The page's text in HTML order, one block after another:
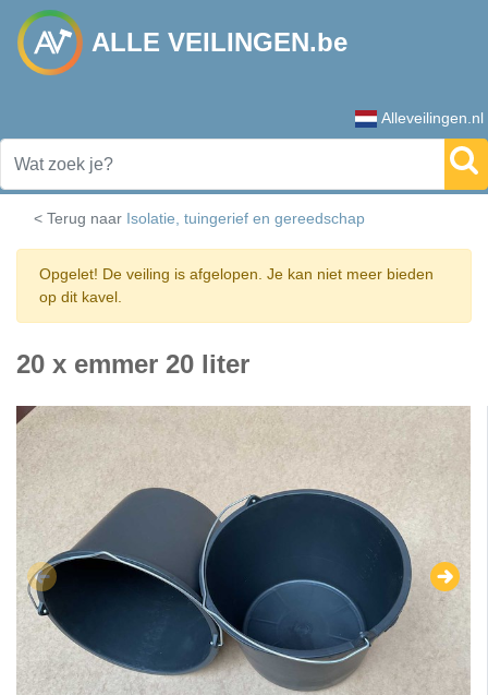
ALLE VEILINGEN.be
Alleveilingen.nl
< Terug naar Isolatie, tuingerief en gereedschap
Opgelet! De veiling is afgelopen. Je kan niet meer bieden
op dit kavel.
20 x emmer 20 liter